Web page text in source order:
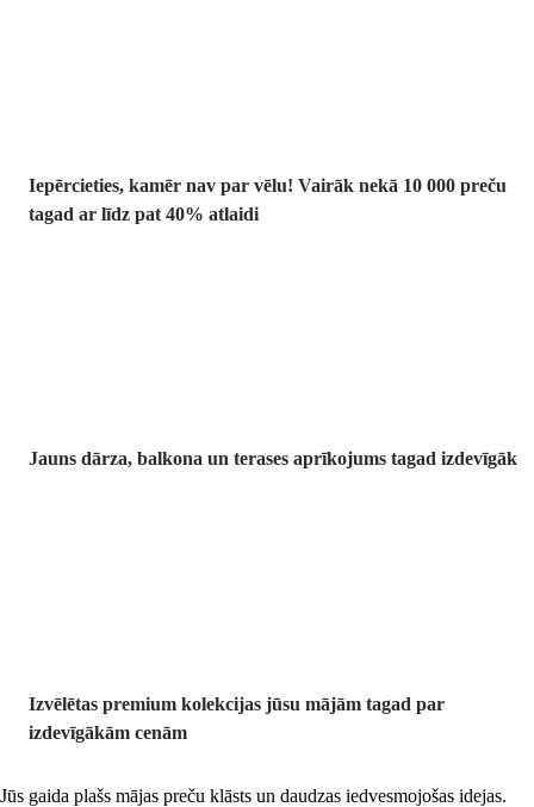
Iepērcieties, kamēr nav par vēlu! Vairāk nekā 10 000 preču
tagad ar līdz pat 40% atlaidi
Jauns dārza, balkona un terases aprīkojums tagad izdevīgāk
Izvēlētas premium kolekcijas jūsu mājām tagad par
izdevīgākām cenām
Jūs gaida plašs mājas preču klāsts un daudzas iedvesmojošas idejas.